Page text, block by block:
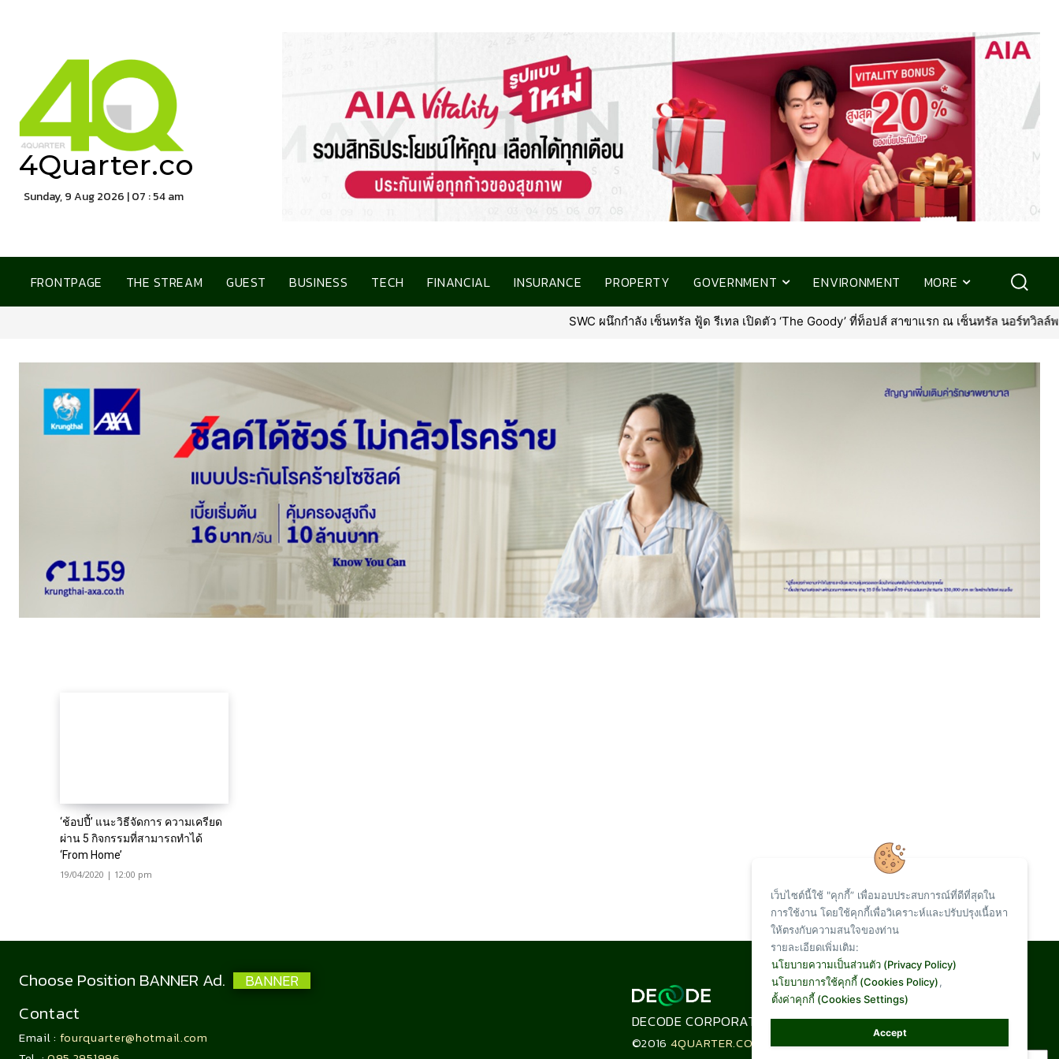
4Quarter.co
Sunday, 9 Aug 2026 | 07 : 54 am
FRONTPAGE THE STREAM GUEST BUSINESS TECH FINANCIAL INSURANCE PROPERTY GOVERNMENT ENVIRONMENT MORE
SWC ผนึกกำลัง เซ็นทรัล ฟู้ด รีเทล เปิดตัว ‘The Goody’ ที่ท็อปส์ สาขาแรก ณ เซ็นทรัล นอร์ทวิลล์พร้อมรุกตล
‘ช้อปปี้’ แนะวิธีจัดการ ความเครียด
ผ่าน 5 กิจกรรมที่สามารถทำได้
‘From Home’
19/04/2020 | 12:00 pm
Choose Position BANNER Ad. BANNER
Contact
Email : fourquarter@hotmail.com
DECODE CORPORATION LIMITED
©2016 4QUARTER.CO
Total Visit :
1,096,862
เว็บไซต์นี้ใช้ "คุกกี้” เพื่อมอบประสบการณ์ที่ดีที่สุดใน
การใช้งาน โดยใช้คุกกี้เพื่อวิเคราะห์และปรับปรุงเนื้อหา
ให้ตรงกับความสนใจของท่าน
รายละเอียดเพิ่มเติม:
นโยบายความเป็นส่วนตัว (Privacy Policy)
นโยบายการใช้คุกกี้ (Cookies Policy),
ตั้งค่าคุกกี้ (Cookies Settings)
Accept